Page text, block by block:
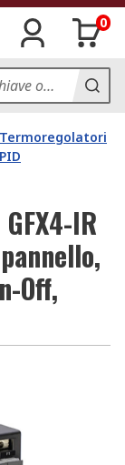
0
Termoregolatori
PID
IR
Off,